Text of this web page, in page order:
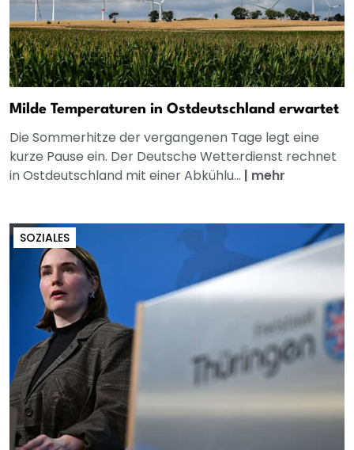
Milde Temperaturen in Ostdeutschland erwartet
Die Sommerhitze der vergangenen Tage legt eine
kurze Pause ein. Der Deutsche Wetterdienst rechnet
in Ostdeutschland mit einer Abkühlu... | mehr
SOZIALES